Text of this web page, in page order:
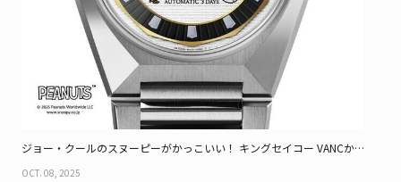
ジョー・クールのスヌーピーがかっこいい！ キングセイコー VANCか
OCT. 08, 2025